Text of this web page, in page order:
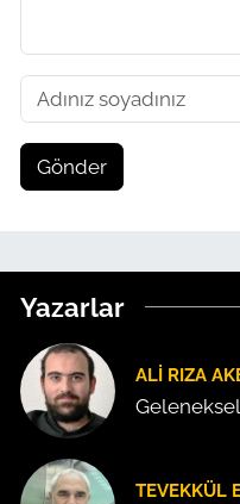
Gönder
Yazarlar
ALI RIZA
TEVEKKÜL